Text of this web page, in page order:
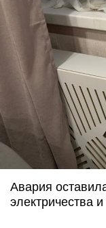
Авария
электричества